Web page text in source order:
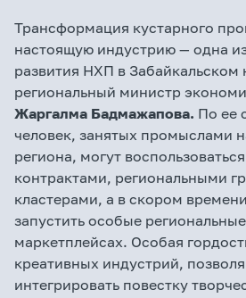
Трансформация кустарного
настоящую индустрию — одна
развития НХП в Забайкальском
региональный министр
Жаргалма Бадмажапова. По ее
человек, занятых промыслами
региона, могут
контрактами, региональными
кластерами, а в скором
запустить особые
маркетплейсах. Особая
креативных индустрий,
интегрировать повестку